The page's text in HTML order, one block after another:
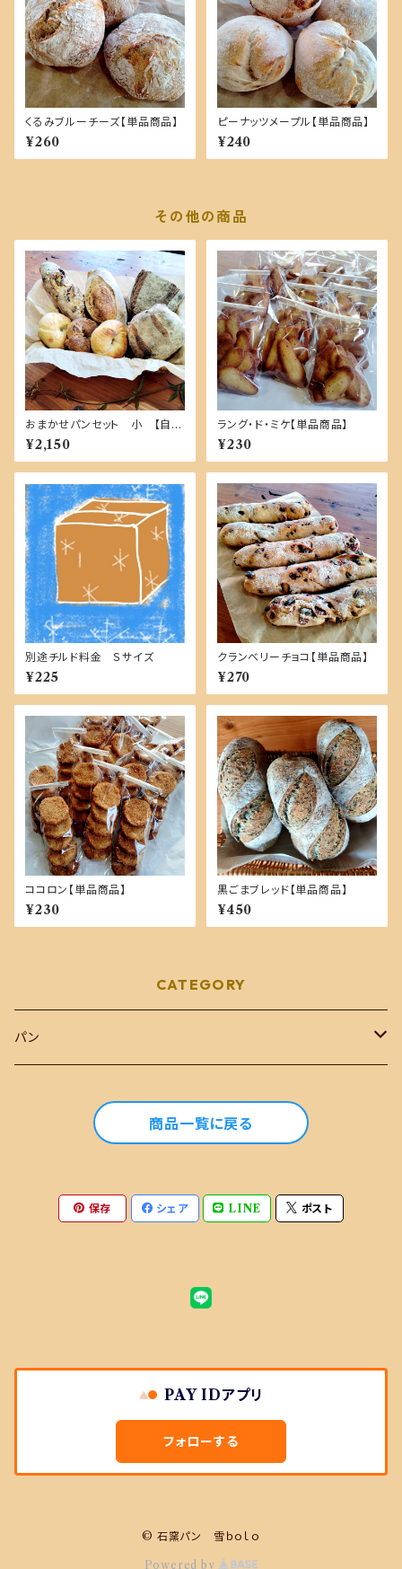
くるみブルーチーズ【単品商品】
¥260
ピーナッツメープル【単品商品】
¥240
その他の商品
おまかせパンセット 小 【自家
製酵母１００％・国産小麦】
¥2,150
ラング・ド・ミケ【単品商品】
¥230
別途チルド料金 Ｓサイズ
¥225
クランベリーチョコ【単品商品】
¥270
ココロン【単品商品】
¥230
黒ごまブレッド【単品商品】
¥450
CATEGORY
パン
おまかせセットに選ぶ商品
商品一覧に戻る
保存 シェア LINE ポスト
PAY IDアプリ
フォローする
© 石窯パン 雪ｂｏｌｏ
Powered by